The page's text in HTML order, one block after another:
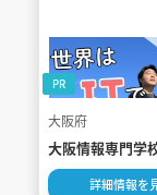
大阪府
大阪情報専門学
詳細情報を
PR